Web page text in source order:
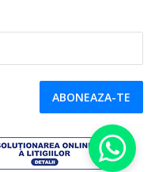
ABONEAZA-TE